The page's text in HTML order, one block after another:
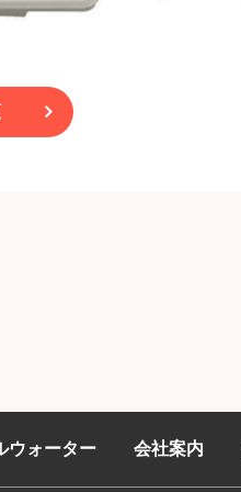
ウォーター 会社案内